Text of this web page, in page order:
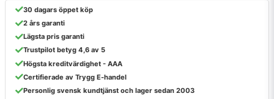
30 dagars öppet köp
2 års garanti
Lägsta pris garanti
Trustpilot betyg 4,6 av 5
Högsta kreditvärdighet - AAA
Certifierade av Trygg E-handel
Personlig svensk kundtjänst och lager sedan 2003